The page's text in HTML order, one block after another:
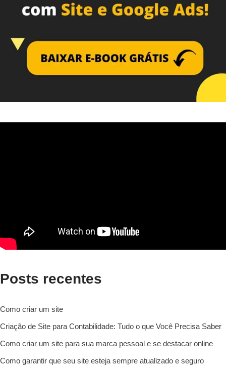
Posts recentes
Como criar um site
Criação de Site para Contabilidade: Tudo o que Você Precisa Saber
Como criar um site para sua marca pessoal e se destacar online
Como garantir que seu site esteja sempre atualizado e seguro